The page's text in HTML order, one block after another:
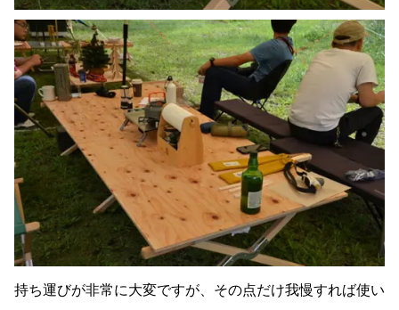
持ち運びが非常に大変ですが、その点だけ我慢すれば使い